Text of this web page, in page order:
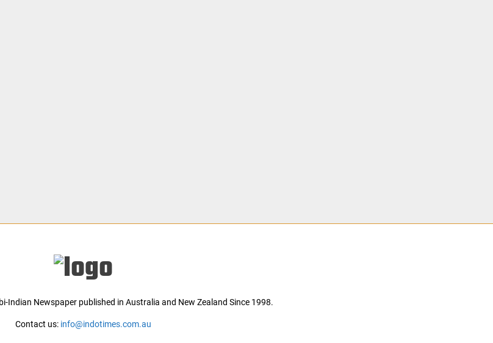
Indian Newspaper published in Australia and New Zealand Since 1998.
Contact us: info@indotimes.com.au